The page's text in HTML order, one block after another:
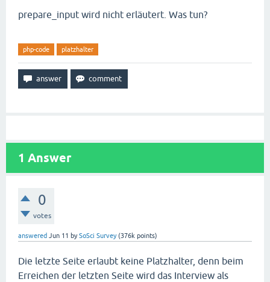
prepare_input wird nicht erläutert. Was tun?
php-code platzhalter
1 Answer
0
votes
answered Jun 11 bySoSci Survey (376k points)
Die letzte Seite erlaubt keine Platzhalter, denn beim
Erreichen der letzten Seite wird das Interview als